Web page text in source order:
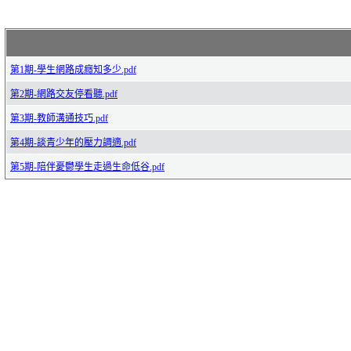
第1期-學生網路成癮知多少.pdf
第2期-網路交友停看聽.pdf
第3期-教師溝通技巧.pdf
第4期-談青少年的壓力調適.pdf
第5期-陪伴憂鬱學生走過生命低谷.pdf